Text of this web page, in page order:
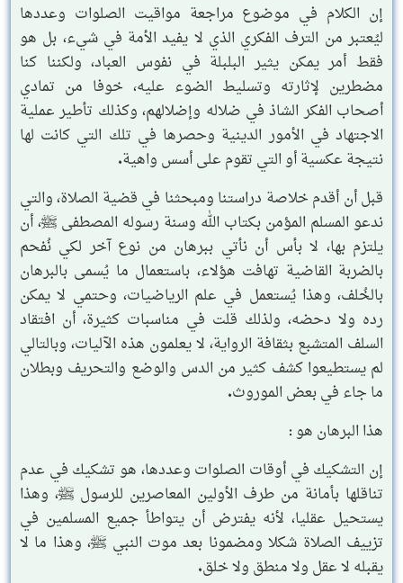
إن الكلام في موضوع مراجعة مواقيت الصلوات وعددها
ليُعتبر من الترف الفكري الذي لا يفيد الأمة في شيء، بل هو
فقط أمر يمكن يثير البلبلة في نفوس العباد، ولكننا كنا
مضطرين لإثارته وتسليط الضوء عليه، خوفا من تمادي
أصحاب الفكر الشاذ في ضلاله وإضلالهم، وكذلك تأطير عملية
الاجتهاد في الأمور الدينية وحصرها في تلك التي كانت لها
نتيجة عكسية أو التي تقوم على أسس واهية.
قبل أن أقدم خلاصة دراستنا ومبحثنا في قضية الصلاة، والتي
ندعو المسلم المؤمن بكتاب الله وسنة رسوله المصطفى ﷺ، أن
يلتزم بها، لا بأس أن نأتي ببرهان من نوع آخر لكي نُفحم
بالضربة القاضية تهافت هؤلاء، باستعمال ما يُسمى بالبرهان
بالخُلف، وهذا يُستعمل في علم الرياضيات، وحتمي لا يمكن
رده ولا دحضه، ولذلك قلت في مناسبات كثيرة، أن افتقاد
السلف المتشبع بثقافة الرواية، لا يعلمون هذه الآليات، وبالتالي
لم يستطيعوا كشف كثير من الدس والوضع والتحريف وبطلان
ما جاء في بعض الموروث.
هذا البرهان هو :
إن التشكيك في أوقات الصلوات وعددها، هو تشكيك في عدم
تناقلها بأمانة من طرف الأولين المعاصرين للرسول ﷺ، وهذا
يستحيل عقليا، لأنه يفترض أن يتواطأ جميع المسلمين في
تزييف الصلاة شكلا ومضمونا بعد موت النبي ﷺ، وهذا ما لا
يقبله لا عقل ولا منطق ولا خلق.